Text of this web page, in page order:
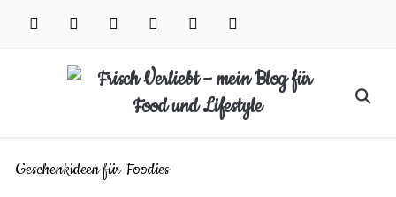
facebook instagram pinterest twitter xing youtube
Search
Geschenkideen für Foodies